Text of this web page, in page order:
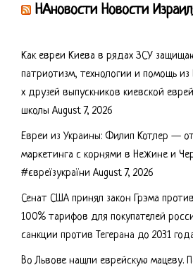
НАновости Новости
Как евреи Киева в рядах ЗСУ
патриотизм, технологии и помощь
х друзей выпускников киевской
школы August 7, 2026
Евреи из Украины: Филип Котлер —
маркетинга с корнями в Нежине и
#євреїзукраїни August 7, 2026
Сенат США принял закон Грэма
100% тарифов для покупателей
санкции против Тегерана до 2031
Во Львове нашли еврейскую мацеву.